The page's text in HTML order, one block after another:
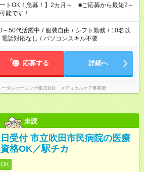
はしたくない」 など、ご希望を教えてください
仕事の勤務時間。 合計で週40時間を超える場
せん。
ートOK！急募！】2カ月～ ■ご応募から最短2～
能です！
～50代活躍中 / 服装自由 / シフト勤務 / 10名以
電話対応なし / パソコンスキル不要
応募する 詳細へ
ータルソーシング株式会社 メディカルケア事業部
未読
受付 市立吹田市民病院の医療
格OK／駅チカ